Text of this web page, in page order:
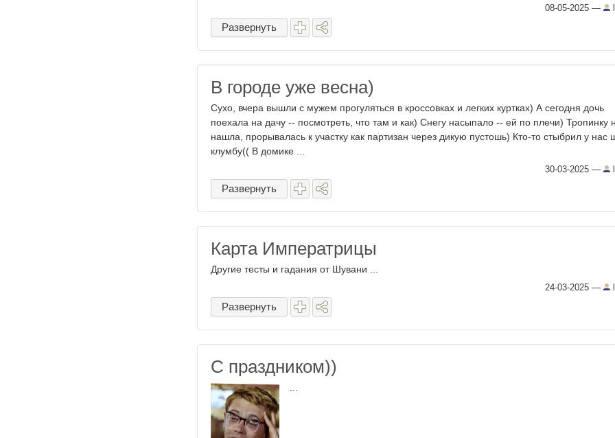
08-05-2025 —
Развернуть
В городе уже весна)
Сухо, вчера вышли с мужем прогуляться в кроссовках и легких куртках) А сегодня дочь
поехала на дачу -- посмотреть, что там и как) Снегу насыпало -- ей по плечи) Тропинку
нашла, прорывалась к участку как партизан через дикую пустошь) Кто-то стыбрил у нас
клумбу(( В домике ...
30-03-2025 —
Развернуть
Карта Императрицы
Другие тесты и гадания от Шувани ...
24-03-2025 —
Развернуть
С праздником))